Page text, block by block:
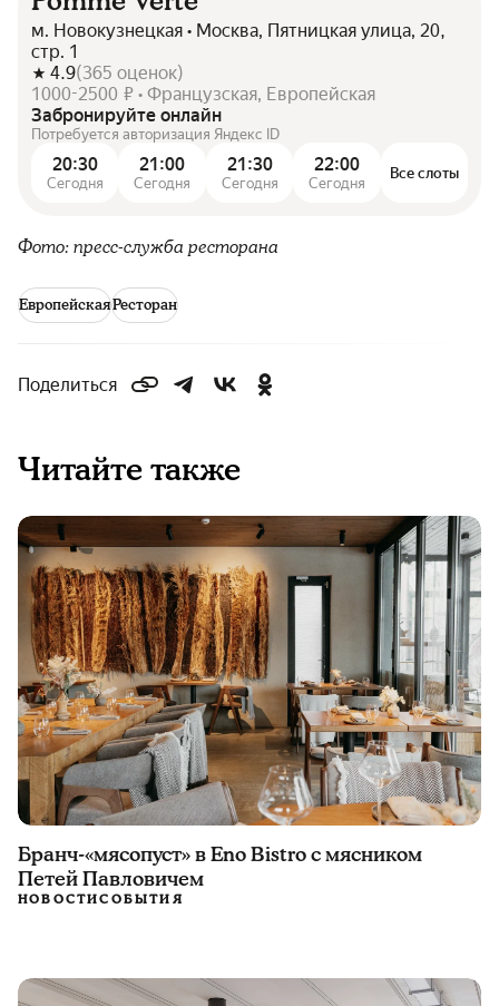
м. Новокузнецкая • Москва, Пятницкая улица, 20,
стр. 1
4.9(365 оценок)
1000-2500 ₽ • Французская, Европейская
Забронируйте онлайн
Потребуется авторизация Яндекс ID
20:30
Сегодня
21:00
Сегодня
21:30
Сегодня
22:00
Сегодня
Все слоты
Фото: пресс-служба ресторана
ЕвропейскаяРесторан
Поделиться
Читайте также
Бранч-«мясопуст» в Eno Bistro с мясником
Петей Павловичем
НОВОСТИСОБЫТИЯ